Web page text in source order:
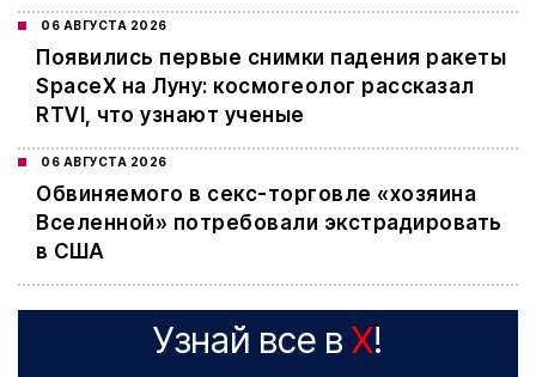
06 АВГУСТА 2026
Появились первые снимки падения ракеты
SpaceX на Луну: космогеолог рассказал
RTVI, что узнают ученые
06 АВГУСТА 2026
Обвиняемого в секс-торговле «хозяина
Вселенной» потребовали экстрадировать
в США
Узнай все в X!